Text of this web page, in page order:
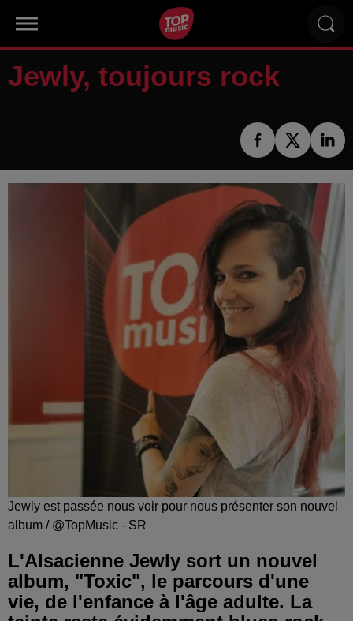
Jewly, toujours rock
Jewly est passée nous voir pour nous présenter son nouvel
album / @TopMusic - SR
L'Alsacienne Jewly sort un nouvel
album, "Toxic", le parcours d'une
vie, de l'enfance à l'âge adulte. La